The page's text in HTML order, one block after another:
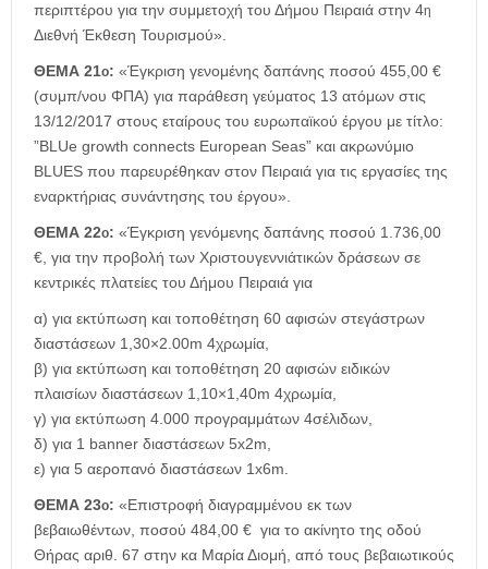
περιπτέρου για την συμμετοχή του Δήμου Πειραιά στην 4η
Διεθνή Έκθεση Τουρισμού».
ΘΕΜΑ 21ο: «Έγκριση γενομένης δαπάνης ποσού 455,00 €
(συμπ/νου ΦΠΑ) για παράθεση γεύματος 13 ατόμων στις
13/12/2017 στους εταίρους του ευρωπαϊκού έργου με τίτλο:
”BLUe growth connects European Seas” και ακρωνύμιο
BLUES που παρευρέθηκαν στον Πειραιά για τις εργασίες της
εναρκτήριας συνάντησης του έργου».
ΘΕΜΑ 22ο: «Έγκριση γενόμενης δαπάνης ποσού 1.736,00
€, για την προβολή των Χριστουγεννιάτικών δράσεων σε
κεντρικές πλατείες του Δήμου Πειραιά για
α) για εκτύπωση και τοποθέτηση 60 αφισών στεγάστρων
διαστάσεων 1,30×2.00m 4χρωμία,
β) για εκτύπωση και τοποθέτηση 20 αφισών ειδικών
πλαισίων διαστάσεων 1,10×1,40m 4χρωμία,
γ) για εκτύπωση 4.000 προγραμμάτων 4σέλιδων,
δ) για 1 banner διαστάσεων 5x2m,
ε) για 5 αεροπανό διαστάσεων 1x6m.
ΘΕΜΑ 23ο: «Επιστροφή διαγραμμένου εκ των
βεβαιωθέντων, ποσού 484,00 € για το ακίνητο της οδού
Θήρας αριθ. 67 στην κα Μαρία Διομή, από τους βεβαιωτικούς